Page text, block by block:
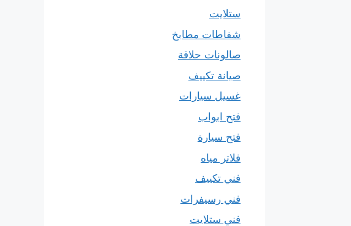
ستلايت
شفاطات مطابخ
صالونات حلاقة
صيانة تكييف
غسيل سيارات
فتح ابواب
فتح سيارة
فلاتر مياه
فني تكييف
فني رسيفرات
فني ستلايت